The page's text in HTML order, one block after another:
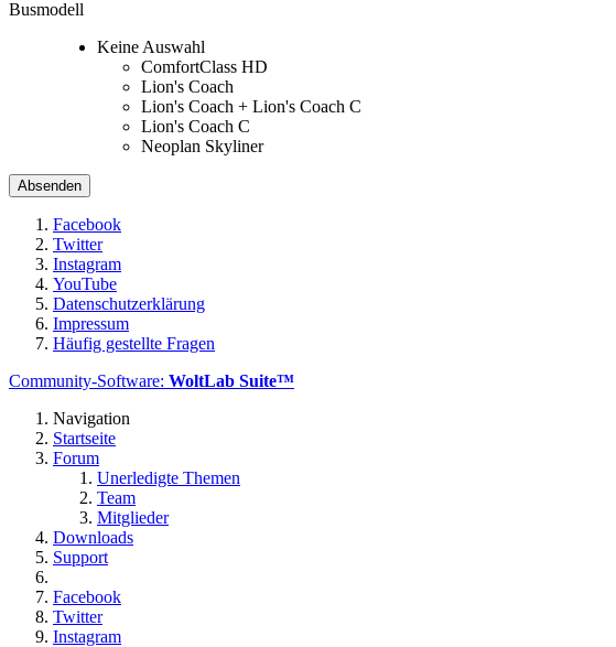
Busmodell
Keine Auswahl
ComfortClass HD
Lion's Coach
Lion's Coach + Lion's Coach C
Lion's Coach C
Neoplan Skyliner
Facebook
Twitter
Instagram
YouTube
Datenschutzerklärung
Impressum
Häufig gestellte Fragen
Community-Software: WoltLab Suite™
Navigation
Startseite
Forum
Unerledigte Themen
Team
Mitglieder
Downloads
Support
Facebook
Twitter
Instagram